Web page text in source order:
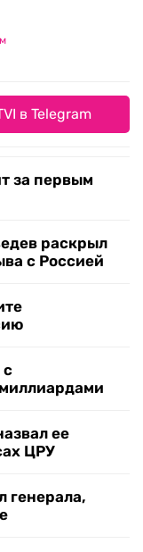
в Telegram
за первым
раскрыл
с Россией
с
ее
ЦРУ
генерала,